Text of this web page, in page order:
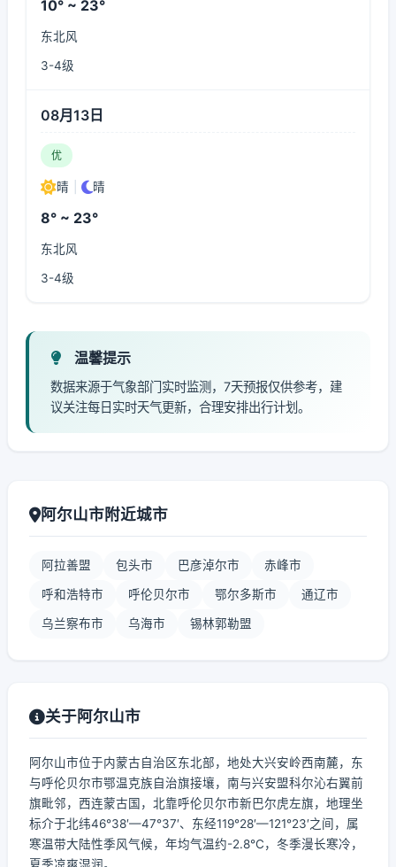
10° ~ 23°
东北风
3-4级
08月13日
优
晴 晴
8° ~ 23°
东北风
3-4级
温馨提示
数据来源于气象部门实时监测，7天预报仅供参考，建
议关注每日实时天气更新，合理安排出行计划。
阿尔山市附近城市
阿拉善盟 包头市 巴彦淖尔市 赤峰市
呼和浩特市 呼伦贝尔市 鄂尔多斯市 通辽市
乌兰察布市 乌海市 锡林郭勒盟
关于阿尔山市
阿尔山市位于内蒙古自治区东北部，地处大兴安岭西南麓，东
与呼伦贝尔市鄂温克族自治旗接壤，南与兴安盟科尔沁右翼前
旗毗邻，西连蒙古国，北靠呼伦贝尔市新巴尔虎左旗，地理坐
标介于北纬46°38′—47°37′、东经119°28′—121°23′之间，属
寒温带大陆性季风气候，年均气温约-2.8℃，冬季漫长寒冷，